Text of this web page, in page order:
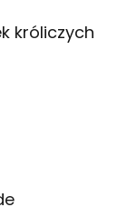
króliczych